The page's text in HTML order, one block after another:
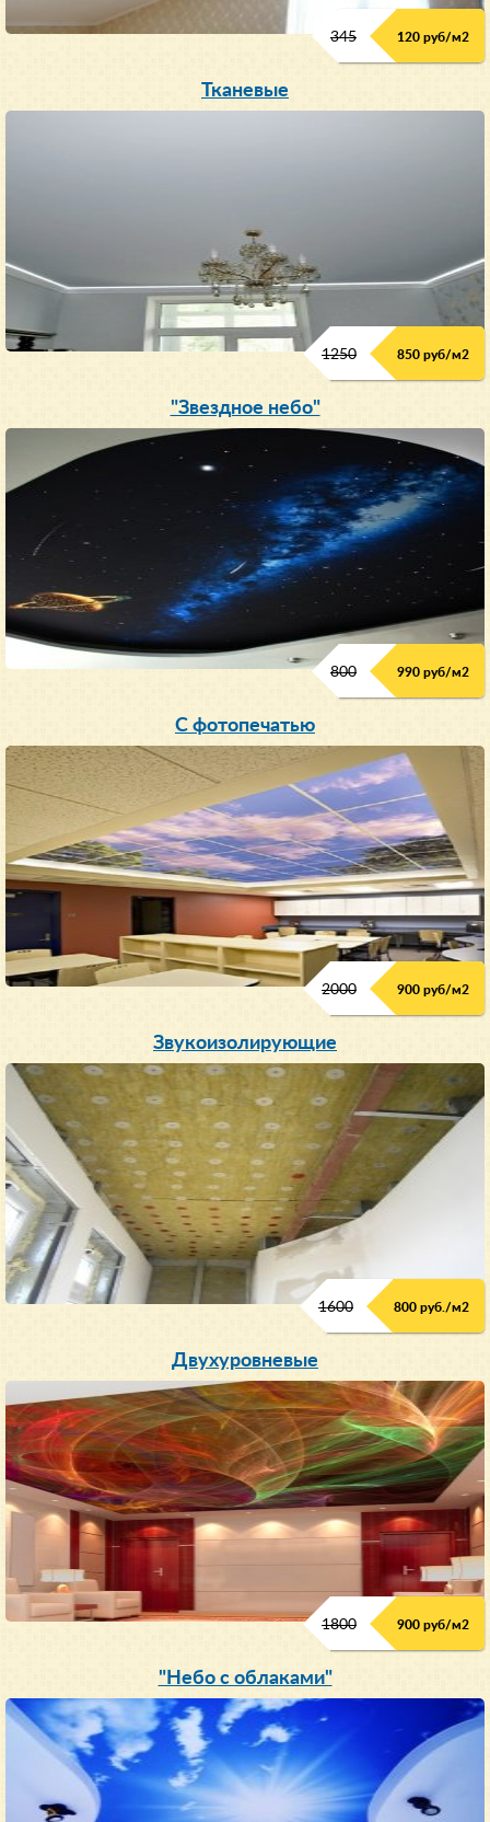
345 120 руб/м2
Тканевые
1250 850 руб/м2
"Звездное небо"
800 990 руб/м2
С фотопечатью
2000 900 руб/м2
Звукоизолирующие
1600 800 руб./м2
Двухуровневые
1800 900 руб/м2
"Небо с облаками"